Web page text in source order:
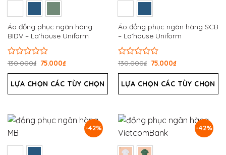
Áo đồng phục ngân hàng
BIDV – La’house Uniform
Được
hạng
0
5
130.000₫ 75.000₫
LỰA CHỌN CÁC TÙY CHỌN
Áo đồng phục ngân hàng SCB
– La’house Uniform
Được
hạng
0
5
130.000₫ 75.000₫
LỰA CHỌN CÁC TÙY CHỌN
-42% -42%